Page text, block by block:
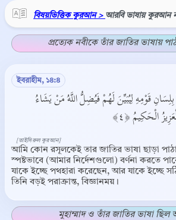
বিষয়ভিত্তিক কুরআন > আরবি ভাষায় কুরআন
প্রত্যেক নবীকে তাঁর জাতির ভাষায়
ইবরাহীম, ১৪:৪
قَوْمِهِ لِيُبَيِّنَ لَهُمْ فَيُضِلُّ اللَّهُ مَنْ يَشَاءُ
الْحَكِيمُ ﴿٤﴾
আমি কোন রসূলকেই তার জাতির ভাষা ছাড়া
স্পষ্টভাবে (আমার নির্দেশগুলো) বর্ণনা করতে
যাকে ইচ্ছে পথহারা করেছেন, আর যাকে ইচ্ছে
তিনি বড়ই পরাক্রান্ত, বিজ্ঞানময়।
[তাইসিরুল কুরআন]
মুহাম্মাদ ও তাঁর জাতির ভাষা ছিল